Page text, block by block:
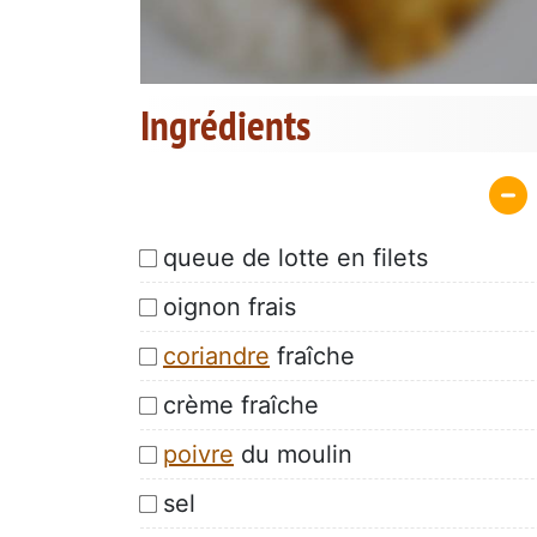
Ingrédients
queue de lotte en filets
oignon frais
coriandre fraîche
crème fraîche
poivre du moulin
sel